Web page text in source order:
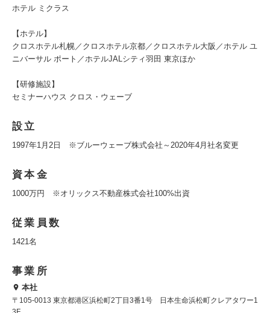
ホテル ミクラス
【ホテル】
クロスホテル札幌／クロスホテル京都／クロスホテル⼤阪／ホテル ユ
ニバーサル ポート／ホテルJALシティ⽻⽥ 東京ほか
【研修施設】
セミナーハウス クロス・ウェーブ
設立
1997年1月2日 ※ブルーウェーブ株式会社～2020年4月社名変更
資本金
1000万円 ※オリックス不動産株式会社100%出資
従業員数
1421名
事業所
本社
〒105-0013 東京都港区浜松町2丁目3番1号 日本生命浜松町クレアタワー1